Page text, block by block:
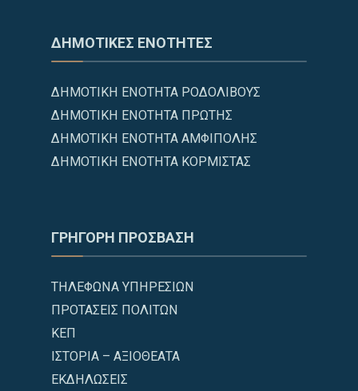
ΔΗΜΟΤΙΚΕΣ ΕΝΟΤΗΤΕΣ
ΔΗΜΟΤΙΚΗ ΕΝΟΤΗΤΑ ΡΟΔΟΛΙΒΟΥΣ
ΔΗΜΟΤΙΚΗ ΕΝΟΤΗΤΑ ΠΡΩΤΗΣ
ΔΗΜΟΤΙΚΗ ΕΝΟΤΗΤΑ ΑΜΦΙΠΟΛΗΣ
ΔΗΜΟΤΙΚΗ ΕΝΟΤΗΤΑ ΚΟΡΜΙΣΤΑΣ
ΓΡΗΓΟΡΗ ΠΡΟΣΒΑΣΗ
ΤΗΛΕΦΩΝΑ ΥΠΗΡΕΣΙΩΝ
ΠΡΟΤΑΣΕΙΣ ΠΟΛΙΤΩΝ
ΚΕΠ
ΙΣΤΟΡΙΑ – ΑΞΙΟΘΕΑΤΑ
ΕΚΔΗΛΩΣΕΙΣ